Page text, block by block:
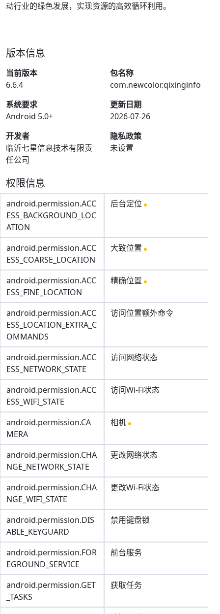
动行业的绿色发展，实现资源的高效循环利用。
版本信息
当前版本
6.6.4
包名称
com.newcolor.qixinginfo
系统要求
Android 5.0+
更新日期
2026-07-26
开发者
临沂七星信息技术有限责
任公司
隐私政策
未设置
权限信息
android.permission.ACC
ESS_BACKGROUND_LOC
ATION
后台定位
android.permission.ACC
ESS_COARSE_LOCATION
大致位置
android.permission.ACC
ESS_FINE_LOCATION
精确位置
android.permission.ACC
ESS_LOCATION_EXTRA_C
OMMANDS
访问位置额外命令
android.permission.ACC
ESS_NETWORK_STATE
访问网络状态
android.permission.ACC
ESS_WIFI_STATE
访问Wi-Fi状态
android.permission.CA
MERA
相机
android.permission.CHA
NGE_NETWORK_STATE
更改网络状态
android.permission.CHA
NGE_WIFI_STATE
更改Wi-Fi状态
android.permission.DIS
ABLE_KEYGUARD
禁用键盘锁
android.permission.FOR
EGROUND_SERVICE
前台服务
android.permission.GET
_TASKS
获取任务